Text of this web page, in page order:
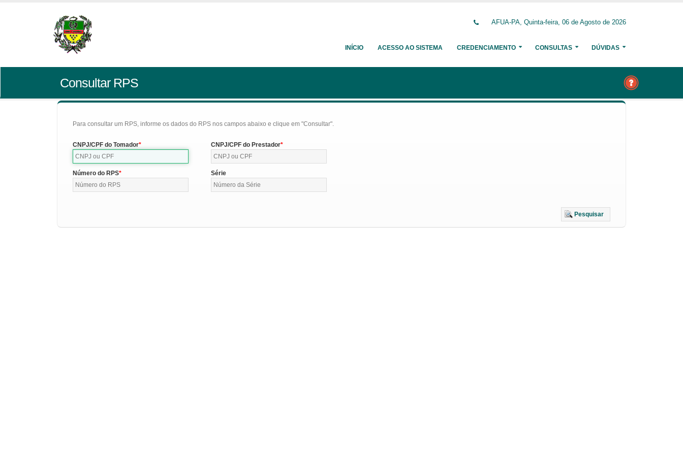
AFUA-PA, Quinta-feira, 06 de Agosto de 2026
INÍCIO ACESSO AO SISTEMA CREDENCIAMENTO CONSULTAS DÚVIDAS
Consultar RPS
Para consultar um RPS, informe os dados do RPS nos campos abaixo e clique em "Consultar".
CNPJ/CPF do Tomador CNPJ/CPF do Prestador
Número do RPS Série
Pesquisar